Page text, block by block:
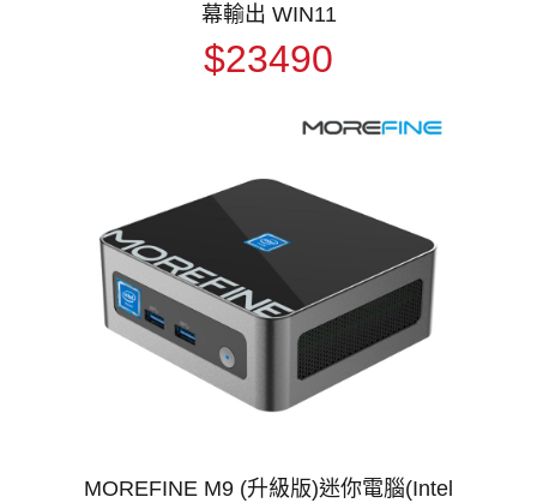
幕輸出 WIN11
$23490
MOREFINE M9 (升級版)迷你電腦(Intel